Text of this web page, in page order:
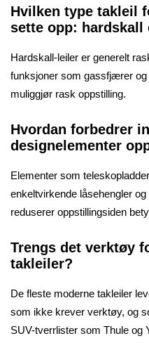
Hvilken type takleil
sette opp: hardskall
Hardskall-leiler er generelt
funksjoner som gassfjærer
muliggjør rask oppstilling.
Hvordan forbedrer
designelementer
Elementer som
enkeltvirkende låsehengler
reduserer oppstillingsiden
Trengs det verktøy
takleiler?
De fleste moderne takleiler
som ikke krever verktøy, og
SUV-tverrlister som Thule og